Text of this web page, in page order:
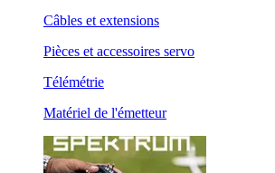
Câbles et extensions
Pièces et accessoires servo
Télémétrie
Matériel de l'émetteur